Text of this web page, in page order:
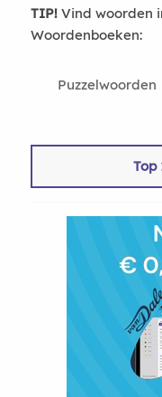
TIP!Vind woorden
Woordenboeken:
Puzzelwoorden
Top